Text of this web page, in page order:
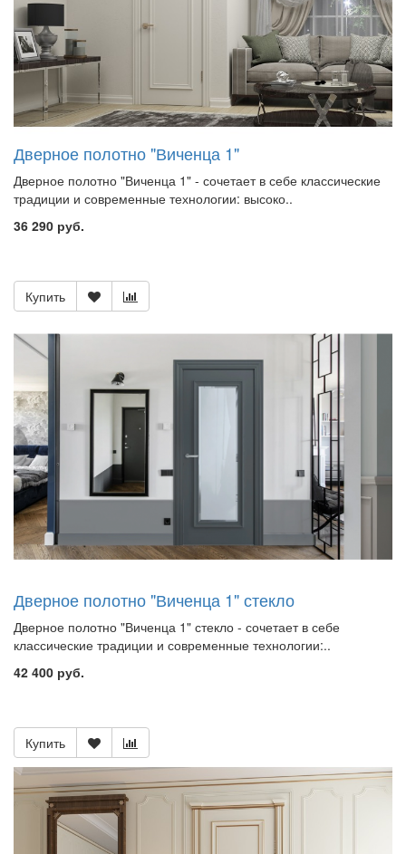
Дверное полотно "Виченца 1"
Дверное полотно "Виченца 1" - сочетает в себе классические
традиции и современные технологии: высоко..
36 290 руб.
Купить
Дверное полотно "Виченца 1" стекло
Дверное полотно "Виченца 1" стекло - сочетает в себе
классические традиции и современные технологии:..
42 400 руб.
Купить